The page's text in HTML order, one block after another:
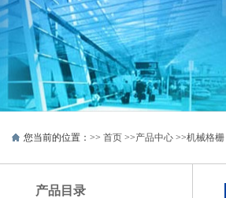
您当前的位置：>> 首页 >>产品中心 >>机械格栅
产品目录